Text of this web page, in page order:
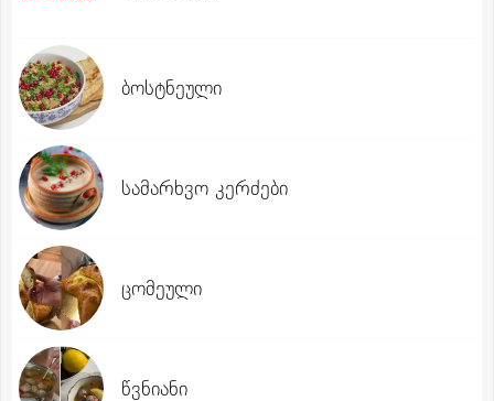
ბოსტნეული
სამარხვო კერძები
ცომეული
წვნიანი